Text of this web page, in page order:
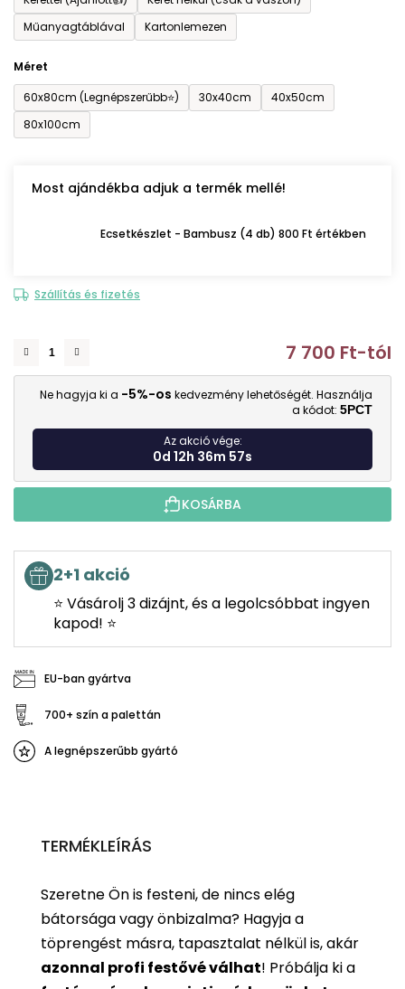
Műanyagtáblával
Kartonlemezen
Méret
60x80cm (Legnépszerűbb⭐)
30x40cm
40x50cm
80x100cm
Most ajándékba adjuk a termék mellé!
Ecsetkészlet - Bambusz (4 db) 800 Ft értékben
Szállítás és fizetés
7 700 Ft-tól
Ne hagyja ki a -5%-os kedvezmény lehetőségét. Használja
a kódot: 5PCT
Az akció vége:
0d 12h 36m 56s
KOSÁRBA
2+1 akció
⭐ Vásárolj 3 dizájnt, és a legolcsóbbat ingyen
kapod! ⭐
EU-ban gyártva
700+ szín a palettán
A legnépszerűbb gyártó
TERMÉKLEÍRÁS
Szeretne Ön is festeni, de nincs elég
bátorsága vagy önbizalma? Hagyja a
töprengést másra, tapasztalat nélkül is, akár
azonnal profi festővé válhat! Próbálja ki a